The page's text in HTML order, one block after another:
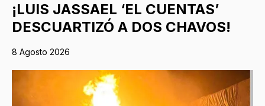
¡LUIS JASSAEL ‘EL CUENTAS’
DESCUARTIZÓ A DOS CHAVOS!
8 Agosto 2026